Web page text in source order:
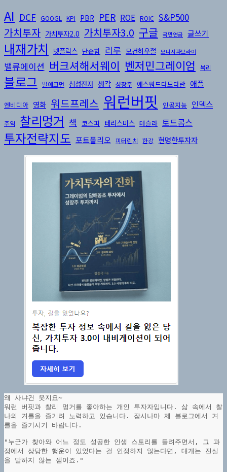
AI DCF GOOGL KPI PBR PER ROE ROIC S&P500
가치투자 가치투자2.0 가치투자3.0 구글 국민연금 글쓰기
내재가치 넷플릭스 단순함 리루 모건하우절 모니시파브라이
밸류에이션 버크셔해서웨이 벤저민그레이엄 복리
블로그 빌애크먼 삼성전자 생각 성장주 애스워드다모다란 애플
엔비디아 영화 워드프레스 워런버핏 인공지능 인덱스
주역 찰리멍거 책 코스피 테리스미스 테슬라 토드콤스
투자전략지도 포트폴리오 피터린치 한강 현명한투자자
왜 사냐건 웃지요~
워런 버핏과 찰리 멍거를 좋아하는 개인 투자자입니다. 삶 속에서 찰
나의 겨를을 즐기려 노력하고 있습니다. 잠시나마 제 블로그에서 겨
를을 즐기시기 바랍니다.
"누군가 찾아와 어느 정도 성공한 인생 스토리를 들려주면서, 그 과
정에서 상당한 행운이 있었다는 걸 인정하지 않는다면, 대개는 진실
을 말하지 않는 셈이죠."